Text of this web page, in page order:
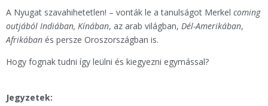
A Nyugat szavahihetetlen! – vonták le a tanulságot Merkel coming
outjából Indiában, Kínában, az arab világban, Dél-Amerikában,
Afrikában és persze Oroszországban is.
Hogy fognak tudni így leülni és kiegyezni egymással?
Jegyzetek: